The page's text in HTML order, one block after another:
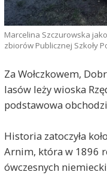
Marcelina Szczurowska
zbiorów Publicznej Szkoły
Za Wołczkowem,
lasów leży wioska
podstawowa
Historia zatoczyła
Arnim, która w 1896
ówczesnych